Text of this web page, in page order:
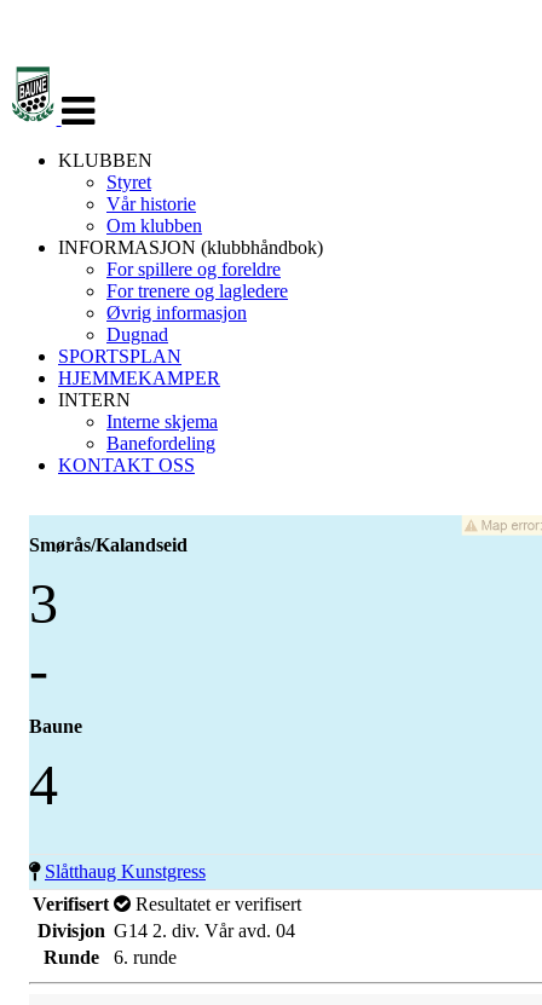
navigasjon
KLUBBEN
Styret
Vår historie
Om klubben
INFORMASJON (klubbhåndbok)
For spillere og foreldre
For trenere og lagledere
Øvrig informasjon
Dugnad
SPORTSPLAN
HJEMMEKAMPER
INTERN
Interne skjema
Banefordeling
KONTAKT OSS
Smørås/Kalandseid
3
-
Baune
4
Slåtthaug Kunstgress
Verifisert
Resultatet er verifisert
Divisjon G14 2. div. Vår avd. 04
Runde
6. runde